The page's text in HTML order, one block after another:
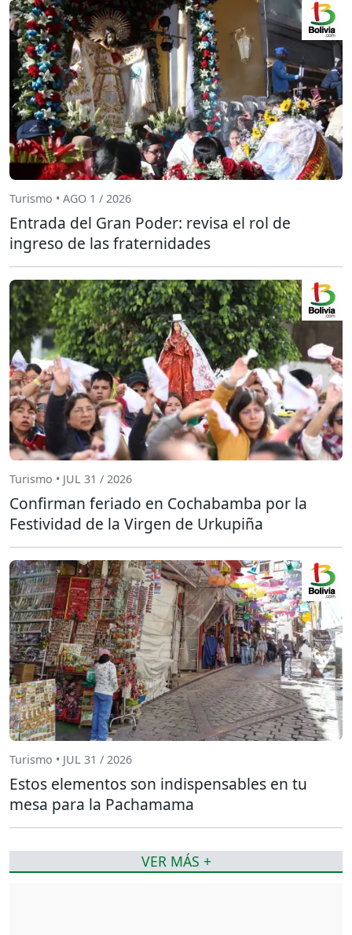
Turismo • AGO 1 / 2026
Entrada del Gran Poder: revisa el rol de
ingreso de las fraternidades
Turismo • JUL 31 / 2026
Confirman feriado en Cochabamba por la
Festividad de la Virgen de Urkupiña
Turismo • JUL 31 / 2026
Estos elementos son indispensables en tu
mesa para la Pachamama
VER MÁS +